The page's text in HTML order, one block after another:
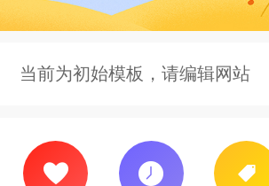
当前为初始模板，请编辑网站